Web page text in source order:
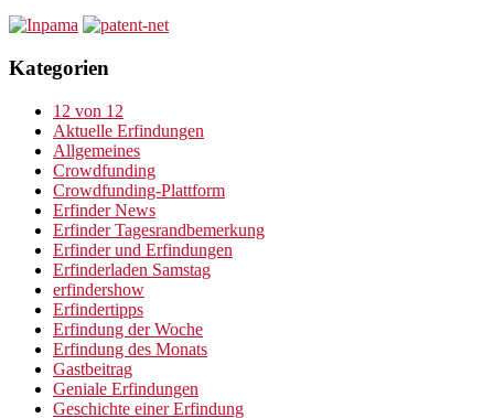
Kategorien
12 von 12
Aktuelle Erfindungen
Allgemeines
Crowdfunding
Crowdfunding-Plattform
Erfinder News
Erfinder Tagesrandbemerkung
Erfinder und Erfindungen
Erfinderladen Samstag
erfindershow
Erfindertipps
Erfindung der Woche
Erfindung des Monats
Gastbeitrag
Geniale Erfindungen
Geschichte einer Erfindung